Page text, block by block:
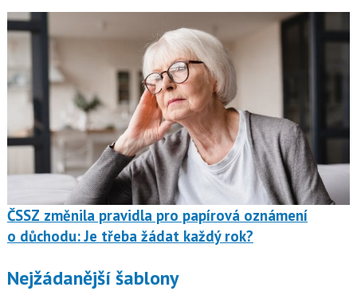
ČSSZ změnila pravidla pro papírová oznámení
o důchodu: Je třeba žádat každý rok?
Nejžádanější šablony